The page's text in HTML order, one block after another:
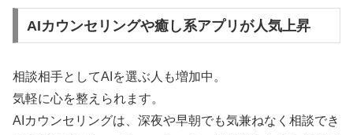
AIカウンセリングや癒し系アプリが人気上昇
相談相手としてAIを選ぶ人も増加中。
気軽に心を整えられます。
AIカウンセリングは、深夜や早朝でも気兼ねなく相談でき